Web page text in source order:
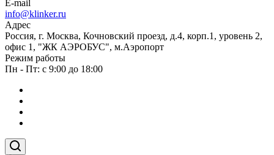
E-mail
info@klinker.ru
Адрес
Россия, г. Москва, Кочновский проезд, д.4, корп.1, уровень 2,
офис 1, "ЖК АЭРОБУС", м.Аэропорт
Режим работы
Пн - Пт: с 9:00 до 18:00